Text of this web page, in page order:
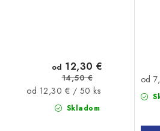
Skladom
od 12,30 €
14,50 €
Jednotková
od 12,30 € / 50 ks
cena:
od